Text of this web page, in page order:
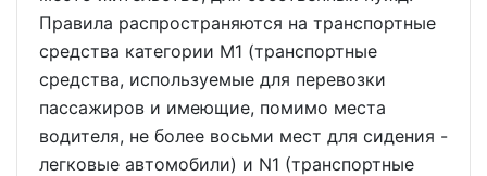
Правила распространяются на транспортные
средства категории М1 (транспортные
средства, используемые для перевозки
пассажиров и имеющие, помимо места
водителя, не более восьми мест для сидения -
легковые автомобили) и N1 (транспортные